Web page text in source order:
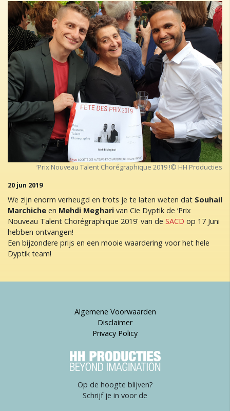
‘Prix Nouveau Talent Chorégraphique 2019 !© HH Producties
20 jun 2019
We zijn enorm verheugd en trots je te laten weten dat Souhail
Marchiche en Mehdi Meghari van Cie Dyptik de ‘Prix
Nouveau Talent Chorégraphique 2019' van de SACD op 17 Juni
hebben ontvangen!
Een bijzondere prijs en een mooie waardering voor het hele
Dyptik team!
Algemene Voorwaarden
Disclaimer
Privacy Policy
Op de hoogte blijven?
Schrijf je in voor de